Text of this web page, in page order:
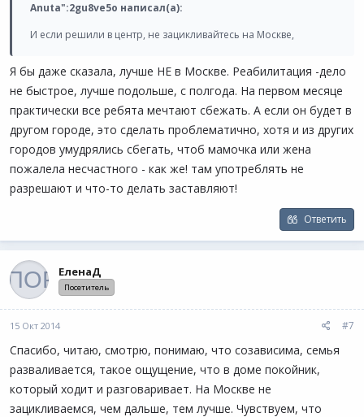
Anuta":2gu8ve5o написал(а):
И если решили в центр, не зацикливайтесь на Москве,
Я бы даже сказала, лучше НЕ в Москве. Реабилитация -дело
не быстрое, лучше подольше, с полгода. На первом месяце
практически все ребята мечтают сбежать. А если он будет в
другом городе, это сделать проблематично, хотя и из других
городов умудрялись сбегать, чтоб мамочка или жена
пожалела несчастного - как же! там употреблять не
разрешают и что-то делать заставляют!
Ответить
ЕленаД
Посетитель
15 Окт 2014 #7
Спасибо, читаю, смотрю, понимаю, что созависима, семья
разваливается, такое ощущение, что в доме покойник,
который ходит и разговаривает. На Москве не
зацикливаемся, чем дальше, тем лучше. Чувствуем, что